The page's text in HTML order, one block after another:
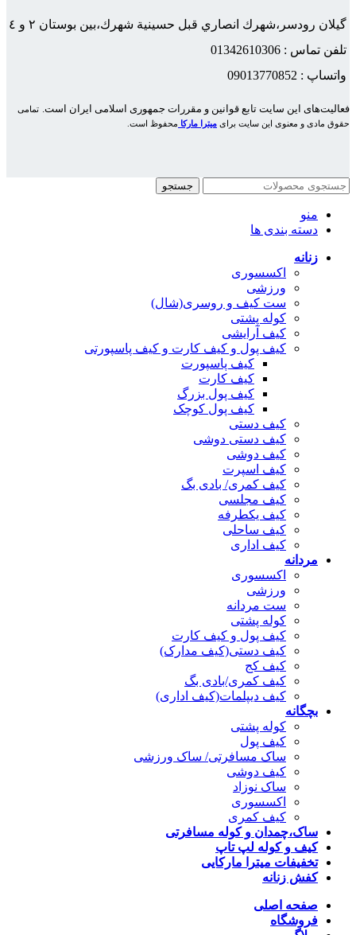
گيلان رودسر،شهرك انصاري قبل حسينية شهرك،بين بوستان ٢ و ٤
تلفن تماس : 01342610306
واتساپ : 09013770852
فعاليت‌های اين سايت تابع قوانين و مقررات جمهوری اسلامی ايران است. تمامی
حقوق مادی و معنوی این سایت برای میترا مارکا محفوظ است.
جستجو
منو
دسته بندی ها
زنانه
اکسسوری
ورزشی
ست کیف و روسری(شال)
کوله پشتی
کیف آرایشی
کیف پول و کیف کارت و کیف پاسپورتی
کیف پاسپورت
کیف کارت
کیف پول بزرگ
کیف پول کوچک
کیف دستی
کیف دستی دوشی
کیف دوشی
کیف اسپرت
کیف کمری/ بادی بگ
کیف مجلسی
کیف یکطرفه
کیف ساحلی
کیف اداری
مردانه
اکسسوری
ورزشی
ست مردانه
کوله پشتی
کیف پول و کیف کارت
کیف دستی(کیف مدارک)
کیف کج
کیف کمری/بادی بگ
کیف دیپلمات(کیف اداری)
بچگانه
کوله پشتی
کیف پول
ساک مسافرتی/ ساک ورزشی
کیف دوشی
ساک نوزاد
اکسسوری
کیف کمری
ساک،چمدان و کوله مسافرتی
کیف و کوله لپ تاپ
تخفیفات میترا مارکایی
کفش زنانه
صفحه اصلی
فروشگاه